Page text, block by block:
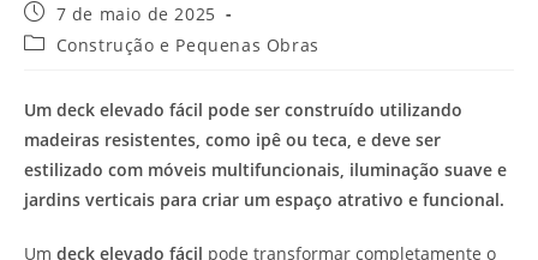
Post
publicado:
7 de maio de 2025
Categoria
Construção e Pequenas Obras
Um deck elevado fácil pode ser construído utilizando
madeiras resistentes, como ipê ou teca, e deve ser
estilizado com móveis multifuncionais, iluminação suave e
jardins verticais para criar um espaço atrativo e funcional.
Um deck elevado fácil pode transformar completamente o